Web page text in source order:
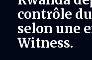
contrôle
selon une
Witness.